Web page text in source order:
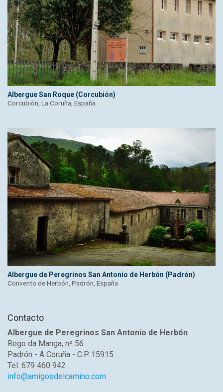
Albergue San Roque (Corcubión)
Corcubión, La Coruña, España
Albergue de Peregrinos San Antonio de Herbón (Padrón)
Convento de Herbón, Padrón, España
Contacto
Albergue de Peregrinos San Antonio de Herbón
Rego da Manga, nº 56
Padrón - A Coruña - C.P. 15915
Tel: 679 460 942
info@amigosdelcamino.com